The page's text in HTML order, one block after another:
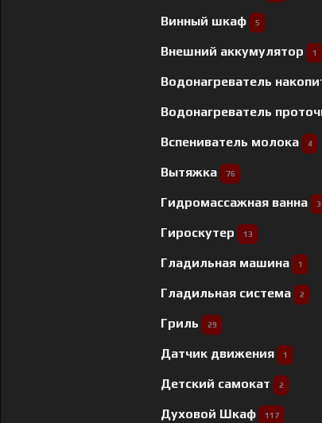
Винный шкаф 5
Внешний аккумулятор 1
Водонагреватель
Водонагреватель
Вспениватель молока 4
Вытяжка 76
Гидромассажная ванна 3
Гироскутер 13
Гладильная машина 1
Гладильная система 2
Гриль 29
Датчик движения 1
Детский самокат 2
Духовой Шкаф 117